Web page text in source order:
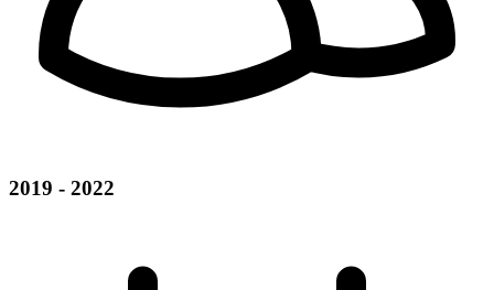
2019 - 2022